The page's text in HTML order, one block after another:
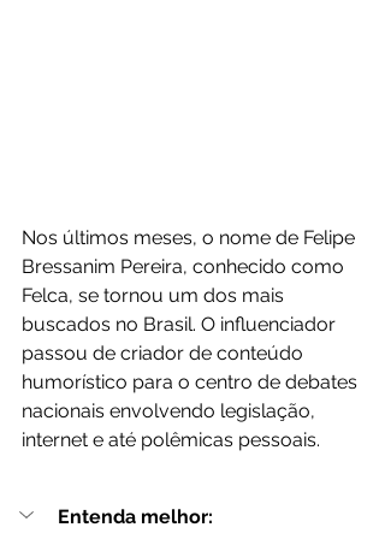
Nos últimos meses, o nome de Felipe
Bressanim Pereira, conhecido como
Felca, se tornou um dos mais
buscados no Brasil. O influenciador
passou de criador de conteúdo
humorístico para o centro de debates
nacionais envolvendo legislação,
internet e até polêmicas pessoais.
Entenda melhor: